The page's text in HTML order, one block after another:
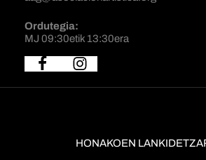
Ordutegia:
MJ 09:30etik 13:30era
HONAKOEN